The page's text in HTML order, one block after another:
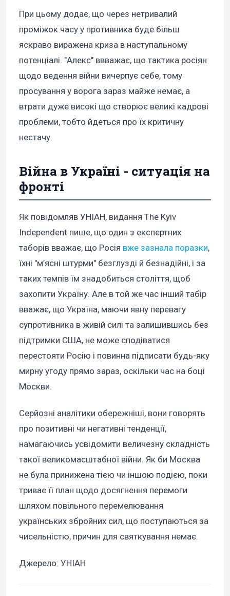
При цьому додає, що через нетривалий
проміжок часу у противника буде більш
яскраво виражена криза в наступальному
потенціалі. "Алекс" ввважає, що тактика росіян
щодо ведення війни вичерпує себе, тому
просування у ворога зараз майже немає, а
втрати дуже високі що створює великі кадрові
проблеми, тобто йдеться про їх критичну
нестачу.
Війна в Україні - ситуація на
фронті
Як повідомляв УНІАН, видання The Kyiv
Independent пише, що один з експертних
таборів вважає, що Росія вже зазнала поразки,
їхні "м’ясні штурми" безглузді й безнадійні, і за
таких темпів їм знадобиться століття, щоб
захопити Україну. Але в той же час інший табір
вважає, що Україна, маючи явну перевагу
супротивника в живій силі та залишившись без
підтримки США, не може сподіватися
перестояти Росію і повинна підписати будь-яку
мирну угоду прямо зараз, оскільки час на боці
Москви.
Серйозні аналітики обережніші, вони говорять
про позитивні чи негативні тенденції,
намагаючись усвідомити величезну складність
такої великомасштабної війни. Як би Москва
не була принижена тією чи іншою подією, поки
триває її план щодо досягнення перемоги
шляхом повільного перемелювання
українських збройних сил, що поступаються за
чисельністю, причин для святкування немає.
Джерело: УНІАН